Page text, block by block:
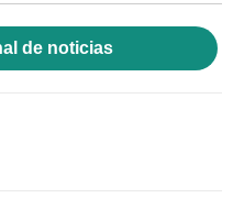
de noticias